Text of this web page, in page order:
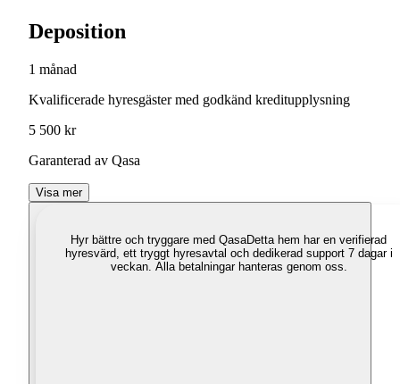
Deposition
1 månad
Kvalificerade hyresgäster med godkänd kreditupplysning
5 500 kr
Garanterad av Qasa
Visa mer
Hyr bättre och tryggare med QasaDetta hem har en verifierad
hyresvärd, ett tryggt hyresavtal och dedikerad support 7 dagar i
veckan. Alla betalningar hanteras genom oss.